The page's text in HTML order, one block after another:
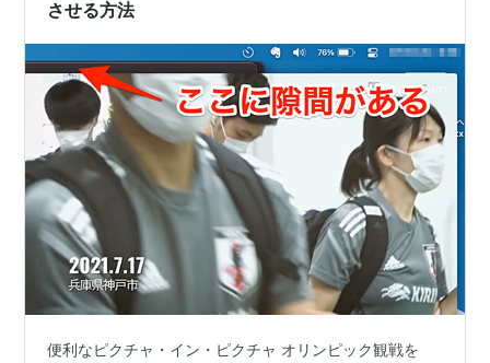
させる方法
便利なピクチャ・イン・ピクチャ オリンピック観戦を